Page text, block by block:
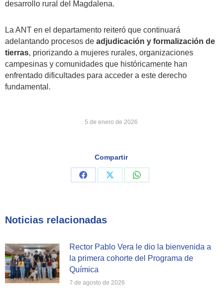
desarrollo rural del Magdalena.
La ANT en el departamento reiteró que continuará
adelantando procesos de adjudicación y formalización de
tierras, priorizando a mujeres rurales, organizaciones
campesinas y comunidades que históricamente han
enfrentado dificultades para acceder a este derecho
fundamental.
5 de enero de 2026
Compartir
Share
Share
Share
Noticias relacionadas
Rector Pablo Vera le dio la bienvenida a
la primera cohorte del Programa de
Química
7 de agosto de 2026